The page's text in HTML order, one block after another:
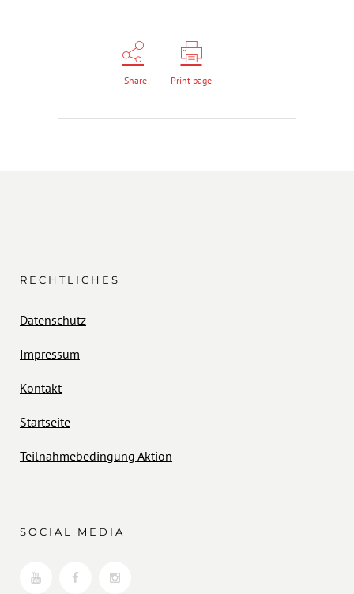
Share Print page
RECHTLICHES
Datenschutz
Impressum
Kontakt
Startseite
Teilnahmebedingung Aktion
SOCIAL MEDIA